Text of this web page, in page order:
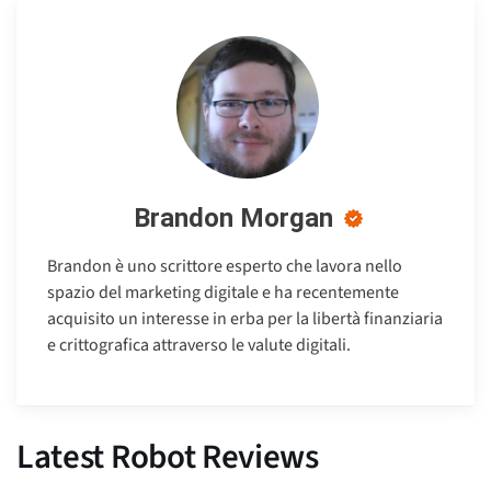
Brandon Morgan
Brandon è uno scrittore esperto che lavora nello
spazio del marketing digitale e ha recentemente
acquisito un interesse in erba per la libertà finanziaria
e crittografica attraverso le valute digitali.
Latest Robot Reviews